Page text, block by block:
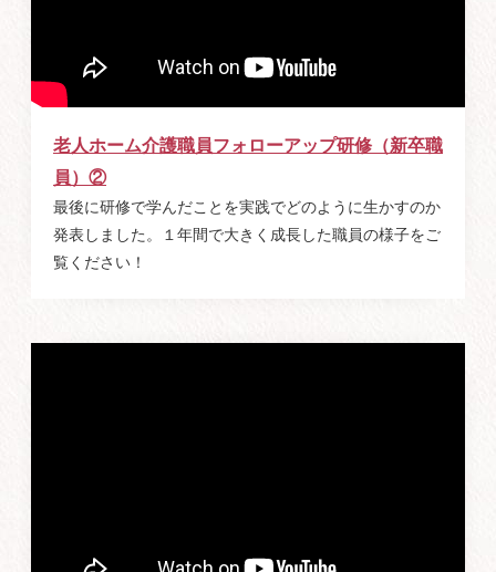
老人ホーム介護職員フォローアップ研修（新卒職
員）②
最後に研修で学んだことを実践でどのように生かすのか
発表しました。１年間で大きく成長した職員の様子をご
覧ください！